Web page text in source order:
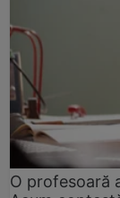
O profesoară